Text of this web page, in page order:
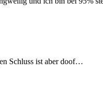
Schluss ist aber doof…